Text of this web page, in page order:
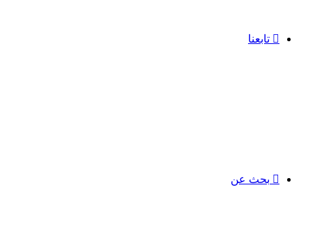
تابعنا
بحث عن